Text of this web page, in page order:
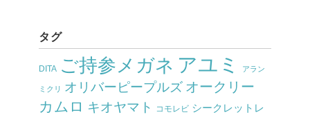
タグ
DITA ご持参メガネ アユミ アラン
ミクリ オリバーピープルズ オークリー
カムロ キオヤマト コモレビ シークレットレ